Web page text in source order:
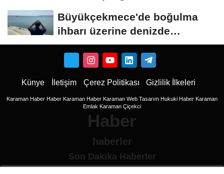
Büyükçekmece'de boğulma
ihbarı üzerine denizde
başlatılan...
Künye İletişim Çerez Politikası Gizlilik İlkeleri
Karaman Haber Haber Karaman Haber Karaman Web Tasarım Hukuki Haber Karaman
Emlak Karaman Çiçekci
Haber
haberler
Son Dakika Haberler